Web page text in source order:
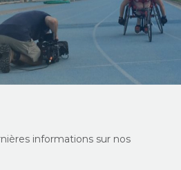
informations sur nos